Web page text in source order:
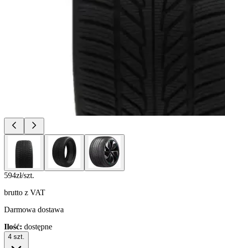
594zł/szt.
brutto z VAT
Darmowa dostawa
Ilość: dostępne
4 szt.